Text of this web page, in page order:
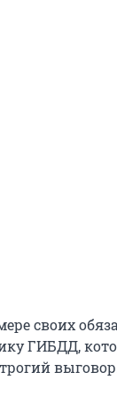
своих
ГИБДД,